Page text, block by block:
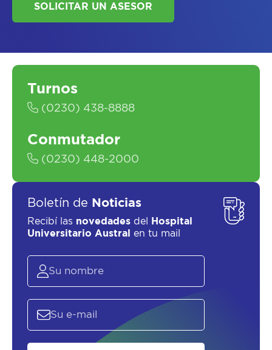
SOLICITAR UN ASESOR
Turnos
(0230) 438-8888
Conmutador
(0230) 448-2000
Boletín de Noticias
Recibí las novedades del
Hospital
Universitario Austral
en tu mail